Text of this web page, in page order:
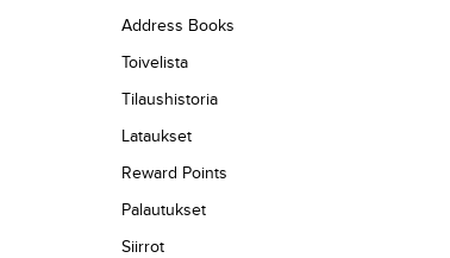
Address Books
Toivelista
Tilaushistoria
Lataukset
Reward Points
Palautukset
Siirrot